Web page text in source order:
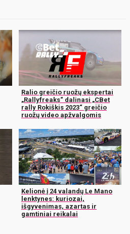
Ralio greičio ruožų ekspertai
„Rallyfreaks“ dalinasi „CBet
rally Rokiškis 2023“ greičio
ruožų video apžvalgomis
Kelionė į 24 valandų Le Mano
lenktynes: kuriozai,
išgyvenimas, azartas ir
gamtiniai reikalai